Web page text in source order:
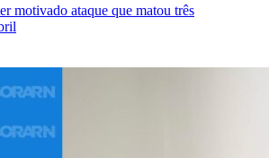
motivado ataque que matou três